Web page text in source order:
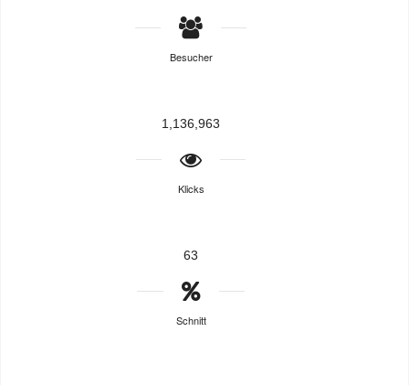
Besucher
1,136,963
Klicks
63
Schnitt